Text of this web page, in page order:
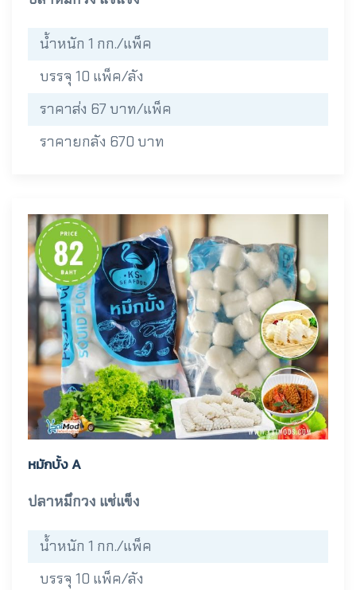
น้ำหนัก 1 กก./แพ็ค
บรรจุ 10 แพ็ค/ลัง
ราคาส่ง 67 บาท/แพ็ค
ราคายกลัง 670 บาท
หมักบั้ง A
ปลาหมึกวง แช่แข็ง
น้ำหนัก 1 กก./แพ็ค
บรรจุ 10 แพ็ค/ลัง